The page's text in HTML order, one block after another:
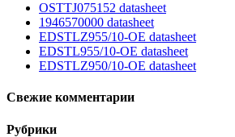
OSTTJ075152 datasheet
1946570000 datasheet
EDSTLZ955/10-OE datasheet
EDSTL955/10-OE datasheet
EDSTLZ950/10-OE datasheet
Свежие комментарии
Рубрики